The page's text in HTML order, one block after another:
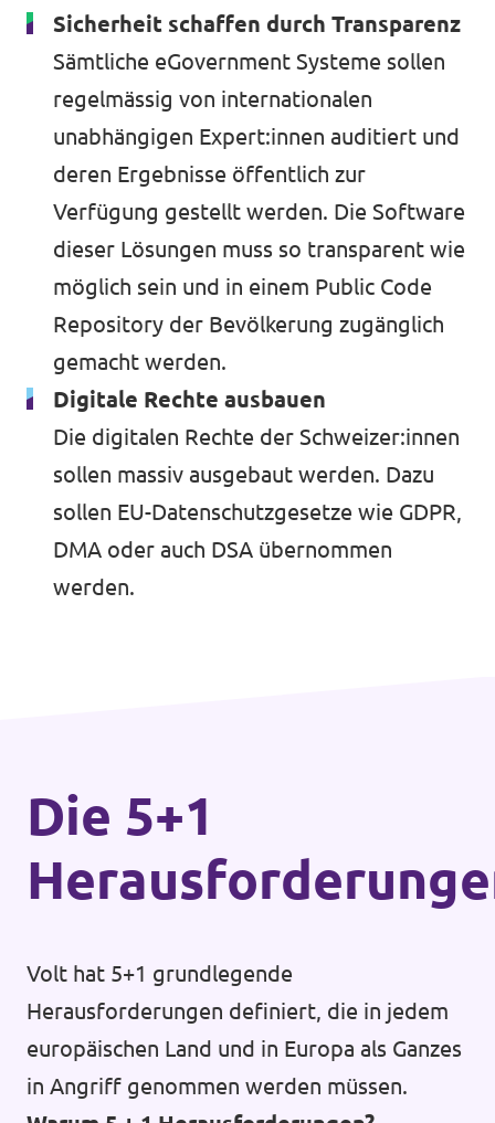
Sicherheit schaffen durch Transparenz
Sämtliche eGovernment Systeme sollen
regelmässig von internationalen
unabhängigen Expert:innen auditiert und
deren Ergebnisse öffentlich zur
Verfügung gestellt werden. Die Software
dieser Lösungen muss so transparent wie
möglich sein und in einem Public Code
Repository der Bevölkerung zugänglich
gemacht werden.
Digitale Rechte ausbauen
Die digitalen Rechte der Schweizer:innen
sollen massiv ausgebaut werden. Dazu
sollen EU-Datenschutzgesetze wie GDPR,
DMA oder auch DSA übernommen
werden.
Die 5+1
Volt hat 5+1 grundlegende
Herausforderungen definiert, die in jedem
europäischen Land und in Europa als Ganzes
in Angriff genommen werden müssen.